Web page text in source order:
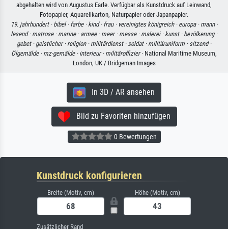
abgehalten wird von Augustus Earle. Verfügbar als Kunstdruck auf Leinwand,
Fotopapier, Aquarellkarton, Naturpapier oder Japanpapier.
19. jahrhundert · bibel · farbe · kind · frau · vereinigtes königreich · europa · mann ·
lesend · matrose · marine · armee · meer · messe · malerei · kunst · bevölkerung ·
gebet · geistlicher · religion · militärdienst · soldat · militäruniform · sitzend ·
Ölgemälde · mz-gemälde · interieur · militäroffizier· National Maritime Museum,
London, UK / Bridgeman Images
In 3D / AR ansehen
Bild zu Favoriten hinzufügen
0 Bewertungen
Kunstdruck konfigurieren
Breite (Motiv, cm) Höhe (Motiv, cm)
Zusätzlicher Rand